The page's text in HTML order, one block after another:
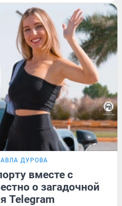
ДУРОВА
вместе с
о загадочной
Telegram